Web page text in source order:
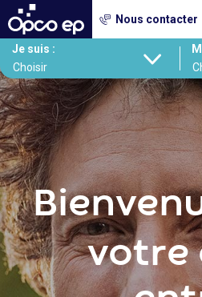
Gestion des cookies
Aller
contenu
principal
Je suis :
Nous contacter
votre